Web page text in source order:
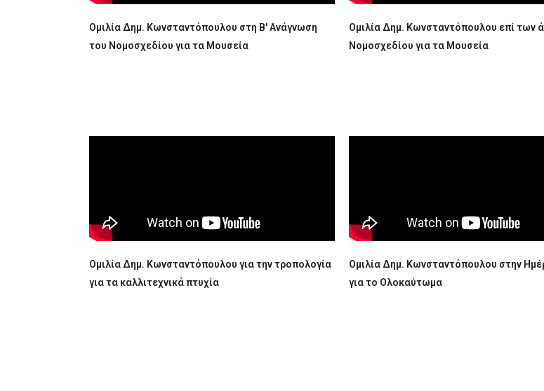
Ομιλία Δημ. Κωνσταντόπουλου στη Β' Ανάγνωση
του Νομοσχεδίου για τα Μουσεία
Ομιλία Δημ. Κωνσταντόπουλου επί των
Νομοσχεδίου για τα Μουσεία
Ομιλία Δημ. Κωνσταντόπουλου για την τροπολογία
για τα καλλιτεχνικά πτυχία
Ομιλία Δημ. Κωνσταντόπουλου στην
για το Ολοκαύτωμα